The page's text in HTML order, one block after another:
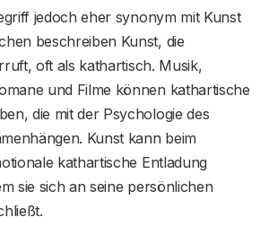
jedoch eher synonym mit Kunst
beschreiben Kunst, die
oft als kathartisch. Musik,
und Filme können kathartische
die mit der Psychologie des
Kunst kann beim
kathartische Entladung
sie sich an seine persönlichen